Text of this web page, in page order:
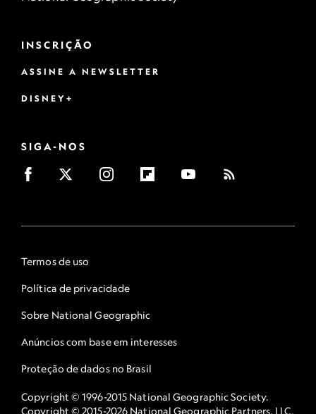
INSCRIÇÃO
ASSINE A NEWSLETTER
DISNEY+
SIGA-NOS
Termos de uso
Política de privacidade
Sobre National Geographic
Anúncios com base em interesses
Proteção de dados no Brasil
Copyright © 1996-2015 National Geographic Society.
Copyright © 2015-2026 National Geographic Partners, LLC.